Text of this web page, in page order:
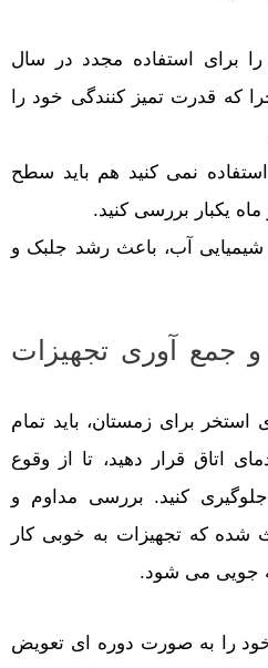
را برای استفاده مجدد در سال
چرا که قدرت تمیز کنندگی خود را
نمی کنید هم باید سطح
یکبار بررسی کنید.
شیمیایی آب، باعث رشد جلبک و
و جمع آوری تجهیزات
استخر برای زمستان، باید تمام
اتاق قرار دهید، تا از وقوع
جلوگیری کنید. بررسی مداوم و
شده که تجهیزات به خوبی کار
جویی می شود.
را به صورت دوره ای تعویض